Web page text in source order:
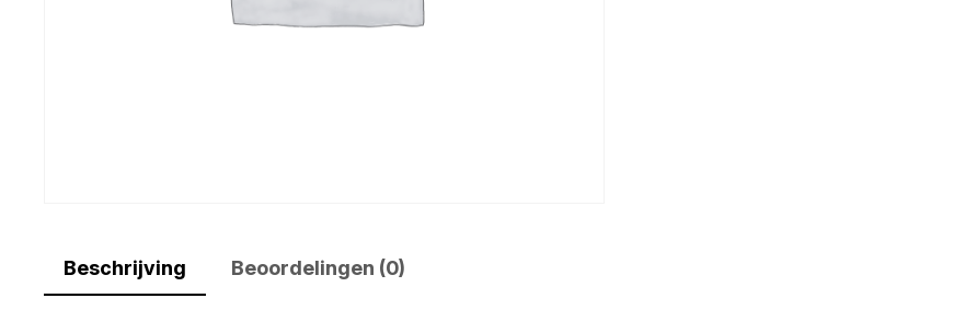
Beschrijving Beoordelingen (0)